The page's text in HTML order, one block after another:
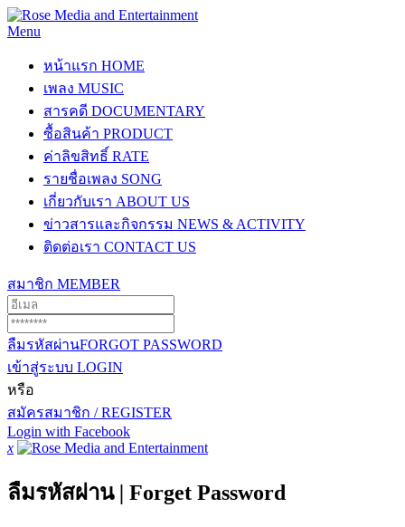
Menu
หน้าแรก HOME
เพลง MUSIC
สารคดี DOCUMENTARY
ซื้อสินค้า PRODUCT
ค่าลิขสิทธิ์ RATE
รายชื่อเพลง SONG
เกี่ยวกับเรา ABOUT US
ข่าวสารและกิจกรรม NEWS & ACTIVITY
ติดต่อเรา CONTACT US
สมาชิก MEMBER
ลืมรหัสผ่านFORGOT PASSWORD
เข้าสู่ระบบ LOGIN
หรือ
สมัครสมาชิก / REGISTER
Login with Facebook
x
ลืมรหัสผ่าน | Forget Password